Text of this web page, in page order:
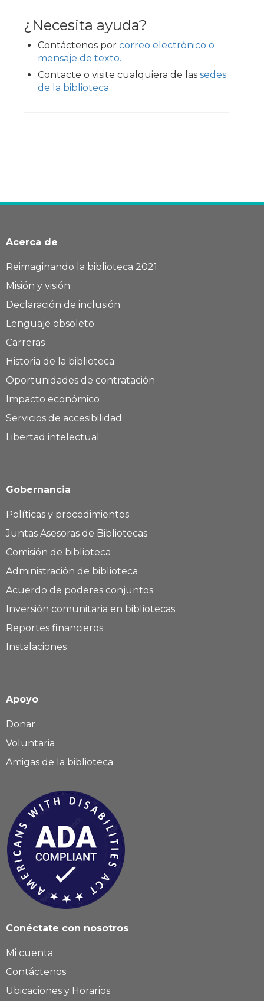
¿Necesita ayuda?
Contáctenos por correo electrónico o
mensaje de texto.
Contacte o visite cualquiera de las sedes
de la biblioteca.
Acerca de
Reimaginando la biblioteca 2021
Misión y visión
Declaración de inclusión
Lenguaje obsoleto
Carreras
Historia de la biblioteca
Oportunidades de contratación
Impacto económico
Servicios de accesibilidad
Libertad intelectual
Gobernancia
Políticas y procedimientos
Juntas Asesoras de Bibliotecas
Comisión de biblioteca
Administración de biblioteca
Acuerdo de poderes conjuntos
Inversión comunitaria en bibliotecas
Reportes financieros
Instalaciones
Apoyo
Donar
Voluntaria
Amigas de la biblioteca
Conéctate con nosotros
Mi cuenta
Contáctenos
Ubicaciones y Horarios